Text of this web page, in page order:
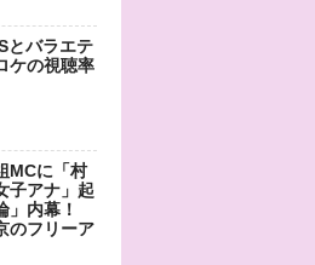
とバラエテ
ケの視聴率
MCに「村
子アナ」起
」内幕！
のフリーア